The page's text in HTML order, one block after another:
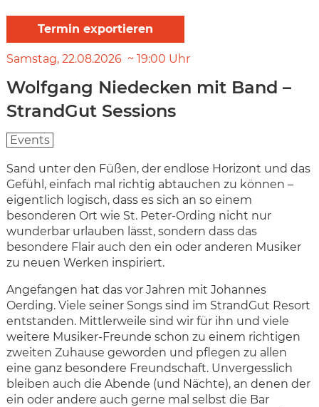
Samstag 22.08.2026 19:00 Uhr
Wolfgang Niedecken mit Band –
StrandGut Sessions
Events
Sand unter den Füßen, der endlose Horizont und das
Gefühl, einfach mal richtig abtauchen zu können –
eigentlich logisch, dass es sich an so einem
besonderen Ort wie St. Peter-Ording nicht nur
wunderbar urlauben lässt, sondern dass das
besondere Flair auch den ein oder anderen Musiker
zu neuen Werken inspiriert.
Angefangen hat das vor Jahren mit Johannes
Oerding. Viele seiner Songs sind im StrandGut Resort
entstanden. Mittlerweile sind wir für ihn und viele
weitere Musiker-Freunde schon zu einem richtigen
zweiten Zuhause geworden und pflegen zu allen
eine ganz besondere Freundschaft. Unvergesslich
bleiben auch die Abende (und Nächte), an denen der
ein oder andere auch gerne mal selbst die Bar